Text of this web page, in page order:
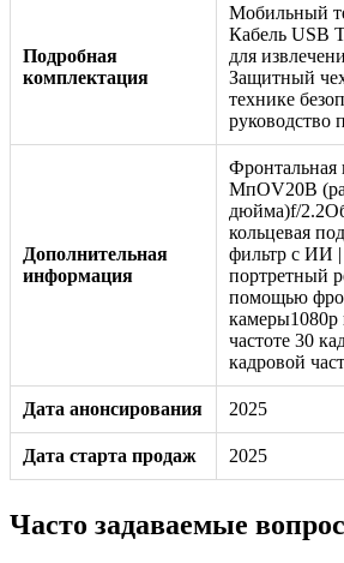
Подробная
комплектация
Мобильный
Кабель USB
для
Защитный
технике
руководство
Дополнительная
информация
Фронтальная
МпOV20B
дюйма)f/
кольцевая
фильтр с ИИ
портретный
помощью
камеры1080p
частоте 30
кадровой
Дата анонсирования 2025
Дата старта продаж 2025
Часто задаваемые